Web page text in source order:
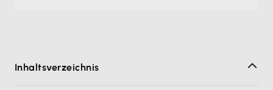
Inhaltsverzeichnis